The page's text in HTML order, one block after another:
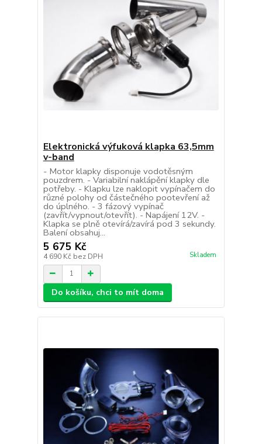
Elektronická výfuková klapka 63,5mm
v-band
- Motor klapky disponuje vodotěsným
pouzdrem. - Variabilní naklápění klapky dle
potřeby. - Klapku lze naklopit vypínačem do
různé polohy od částečného pootevření až
do úplného. - 3 fázový vypínač
(zavřít/vypnout/otevřít). - Napájení 12V. -
Klapka se plně otevírá/zavírá pod 3 sekundy.
Balení obsahuj...
5 675 Kč
4 690 Kč bez DPH Skladem
Do košíku, chci to mít doma